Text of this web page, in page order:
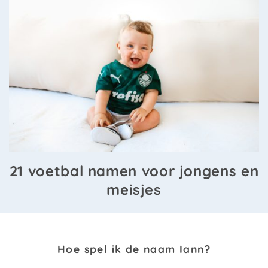
21 voetbal namen voor jongens en
meisjes
Hoe spel ik de naam Iann?